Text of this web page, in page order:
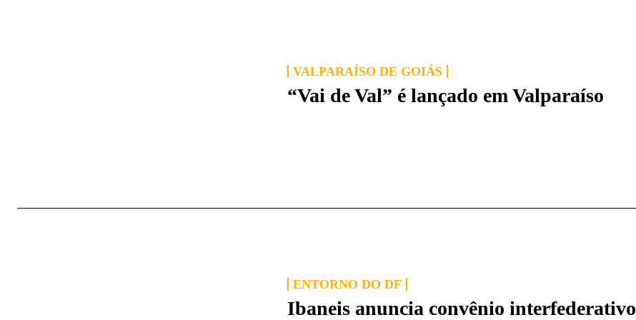
VALPARAÍSO DE GOIÁS
“Vai de Val” é lançado em Valparaíso
ENTORNO DO DF
Ibaneis anuncia convênio interfederativo